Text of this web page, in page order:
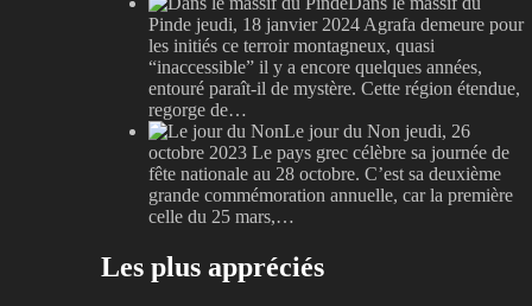
Pinde jeudi, 18 janvier 2024 Agrafa demeure pour
les initiés ce terroir montagneux, quasi
“inaccessible” il y a encore quelques années,
entouré paraît-il de mystère. Cette région étendue,
regorge de…
Le jour du Non jeudi, 26
octobre 2023 Le pays grec célèbre sa journée de
fête nationale au 28 octobre. C’est sa deuxième
grande commémoration annuelle, car la première
celle du 25 mars,…
Les plus appréciés